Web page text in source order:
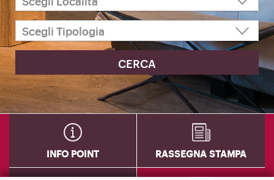
INFO POINT RASSEGNA STAMPA